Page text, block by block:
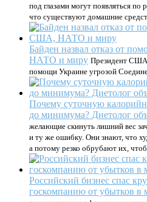
под глазами могут появляться
что существуют домашние
Байден назвал отказ от
НАТО и миру Президент США
помощи Украине угрозой
Почему суточную
до минимума? Диетолог
желающие скинуть лишний вес
и ту же ошибку. Они знают, что
а потому резко обрубают их,
Российский бизнес спас
госкомпанию от убытков в